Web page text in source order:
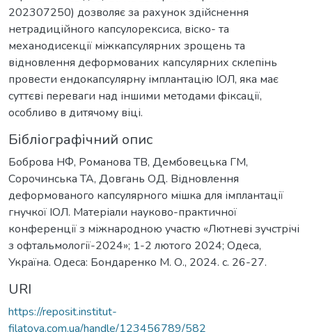
202307250) дозволяє за рахунок здійснення
нетрадиційного капсулорексиса, віско- та
механодисекції міжкапсулярних зрощень та
відновлення деформованих капсулярних склепінь
провести ендокапсулярну імплантацію ІОЛ, яка має
суттєві переваги над іншими методами фіксації,
особливо в дитячому віці.
Бібліографічний опис
Боброва НФ, Романова ТВ, Дембовецька ГМ,
Сорочинська ТА, Довгань ОД. Відновлення
деформованого капсулярного мішка для імплантації
гнучкої ІОЛ. Матеріали науково-практичної
конференції з міжнародною участю «Лютневі зучстрічі
з офтальмології-2024»; 1-2 лютого 2024; Одеса,
Україна. Одеса: Бондаренко М. О., 2024. с. 26-27.
URI
https://reposit.institut-
filatova.com.ua/handle/123456789/582